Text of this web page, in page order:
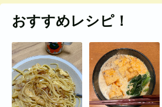
おすすめレシピ！